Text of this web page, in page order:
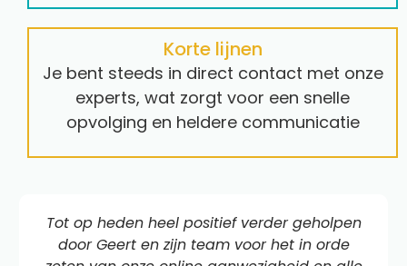
Korte lijnen
Je bent steeds in direct contact met onze
experts, wat zorgt voor een snelle
opvolging en heldere communicatie
Tot op heden heel positief verder geholpen
door Geert en zijn team voor het in orde